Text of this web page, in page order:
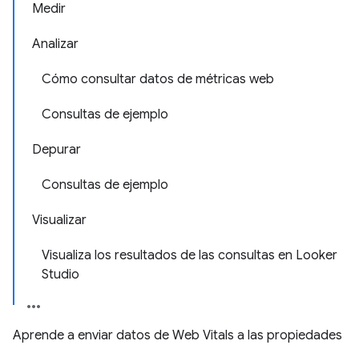
Medir
Analizar
Cómo consultar datos de métricas web
Consultas de ejemplo
Depurar
Consultas de ejemplo
Visualizar
Visualiza los resultados de las consultas en Looker
Studio
Aprende a enviar datos de Web Vitals a las propiedades